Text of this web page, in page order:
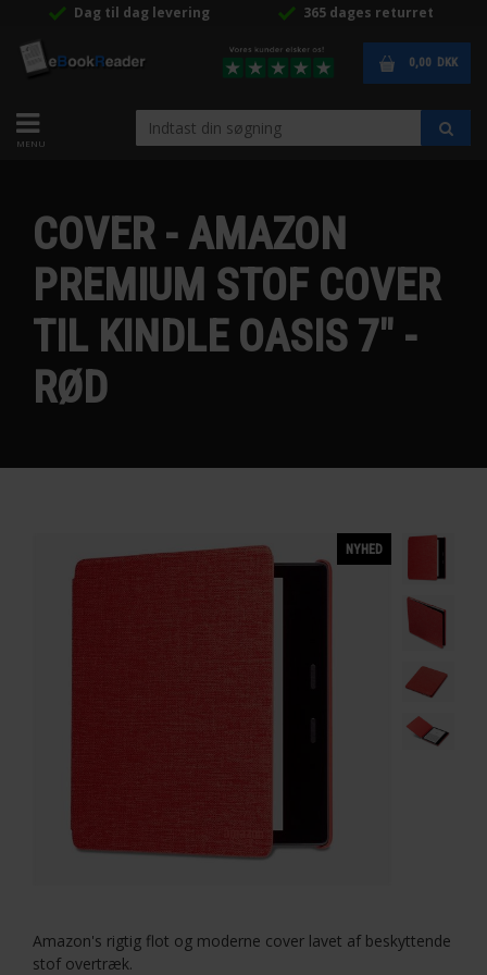
Dag til dag levering 365 dages returret
0,00 DKK
COVER - AMAZON
PREMIUM STOF COVER
TIL KINDLE OASIS 7" -
RØD
NYHED
Amazon's rigtig flot og moderne cover lavet af beskyttende
stof overtræk.